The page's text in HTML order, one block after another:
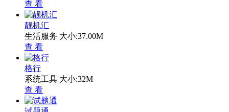
查 看
靓机汇
生活服务 大小:37.00M
查 看
格行
系统工具 大小:32M
查 看